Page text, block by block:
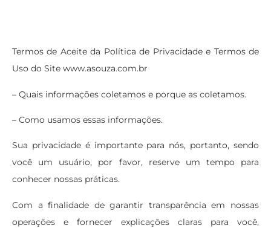
Termos de Aceite da Política de Privacidade e Termos de
Uso do Site www.asouza.com.br
– Quais informações coletamos e porque as coletamos.
– Como usamos essas informações.
Sua privacidade é importante para nós, portanto, sendo
você um usuário, por favor, reserve um tempo para
conhecer nossas práticas.
Com a finalidade de garantir transparência em nossas
operações e fornecer explicações claras para você,